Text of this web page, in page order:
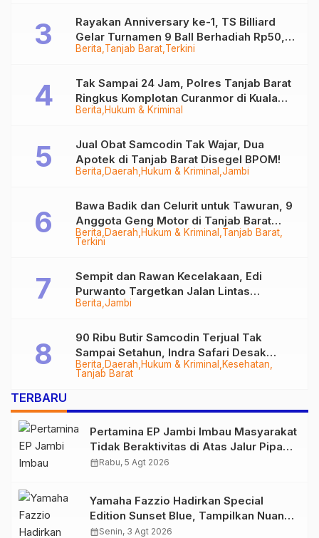
Berita Tanjab Barat Terkini
Rayakan Anniversary ke-1, TS Billiard
Gelar Turnamen 9 Ball Berhadiah Rp50,8
Juta
Berita Hukum & Kriminal
Tak Sampai 24 Jam, Polres Tanjab Barat
Ringkus Komplotan Curanmor di Kuala
Tungkal
Berita Daerah Hukum & Kriminal Jambi
Jual Obat Samcodin Tak Wajar, Dua
Apotek di Tanjab Barat Disegel BPOM!
Berita Daerah Hukum & Kriminal Tanjab Barat
Terkini
Bawa Badik dan Celurit untuk Tawuran, 9
Anggota Geng Motor di Tanjab Barat
Diringkus
Berita Jambi
Sempit dan Rawan Kecelakaan, Edi
Purwanto Targetkan Jalan Lintas
Tungkal-Jambi Mulus di 2028
Berita Daerah Hukum & Kriminal
Kesehatan
Tanjab Barat
90 Ribu Butir Samcodin Terjual Tak
Sampai Setahun, Indra Safari Desak
Audit Menyeluruh
TERBARU
Pertamina EP Jambi Imbau Masyarakat
Tidak Beraktivitas di Atas Jalur Pipa
Migas Demi Keselamatan Bersama
calendar_monthRabu, 5 Agt 2026
Yamaha Fazzio Hadirkan Special
Edition Sunset Blue, Tampilkan Nuansa
Retro Summer yang Semakin Skena
calendar_monthSenin, 3 Agt 2026